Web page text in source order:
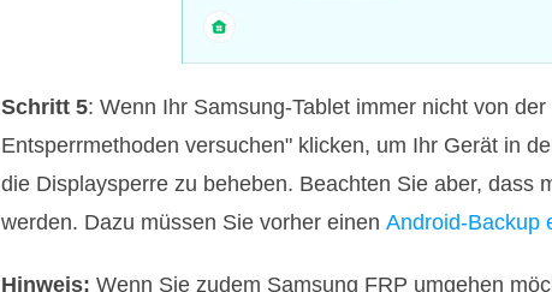
Schritt 5: Wenn Ihr Samsung-Tablet immer nicht von
Entsperrmethoden versuchen" klicken, um Ihr Gerät in
die Displaysperre zu beheben. Beachten Sie aber, dass
werden. Dazu müssen Sie vorher einen Android-Backup
Hinweis: Wenn Sie zudem Samsung FRP umgehen